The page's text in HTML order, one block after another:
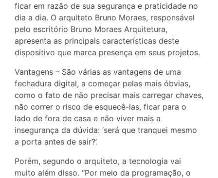
ficar em razão de sua segurança e praticidade no
dia a dia. O arquiteto Bruno Moraes, responsável
pelo escritório Bruno Moraes Arquitetura,
apresenta as principais características deste
dispositivo que marca presença em seus projetos.
Vantagens – São várias as vantagens de uma
fechadura digital, a começar pelas mais óbvias,
como o fato de não precisar mais carregar chaves,
não correr o risco de esquecê-las, ficar para o
lado de fora de casa e não viver mais a
insegurança da dúvida: ‘será que tranquei mesmo
a porta antes de sair?’.
Porém, segundo o arquiteto, a tecnologia vai
muito além disso. “Por meio da programação, o